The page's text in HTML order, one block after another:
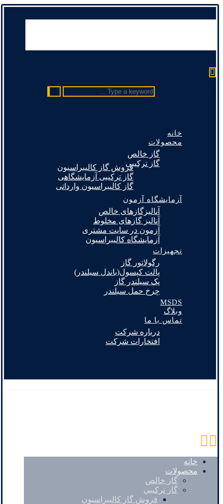
خانه
محصولات
گاز خالص
گاز ترکیبیفروش گاز کالیبراسیون
گاز ترکیبی آزمایشگاهی
گاز کالیبراسیون وارداتی
آزمایشگاه آزمون
آنالیزگازهای خالص
آنالیز گازهای مخلوط
آزمون در سایت مشتری
آزمایشگاه کالیبراسیون
تجهیزات
رگولاتور گاز
پالت کپسول(باندل سیلندر)
پک سیلندر گاز
چرخ حمل سیلندر
MSDS
وبلاگ
تماس با ما
درباره شرکت
افتخارات شرکت
خانه
محصولات
گاز خالص
گاز ترکیبی
فروش گاز کالیبراسیون